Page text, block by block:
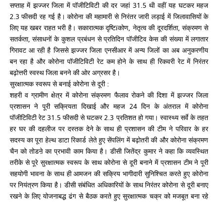
सप्ताह में झज्जर जिला में पॉजीटिविटी की दर जहां 31.5 थी वहीं यह घटकर महज
2.3 फीसदी रह गई है। कोरोना की महामारी से निरंतर जारी लड़ाई में जिलावासियों के
लिए यह खबर राहत भरी है। सकारात्मक दृष्टिïकोण, नेतृत्व की दूरदर्शिता, संक्रमण से
सतर्कता, संसाधनों के कुशल प्रबंधन से प्रतिदिन पॉजीटिव केस की संख्या में लगातार
गिरावट आ रही है जिससे झज्जर जिला एनसीआर में अन्य जिलों का अब अनुकरणीय
बन रहा है और कोरोना पॉजीटिविटी रेट कम होने के साथ ही रिकवरी रेट में निरंतर
बढ़ोत्तरी स्वस्थ जिला बनने की ओर अग्रसर है।
सुरक्षात्मक स्वरूप से बनाई कोरोना से दूरी :
शहरी व ग्रामीण क्षेत्र में कोरोना संक्रमण फैलाव रोकने की दिशा में झज्जर जिला
प्रशासन ने पूरी सक्रियता दिखाई और महज 24 दिन के अंतराल में कोरोना
पॉजीटिविटी रेट 31.5 फीसदी से घटकर 2.3 प्रतिशत हो गया। स्वास्थ्य सर्वे के तहत
हर घर की दहलीज पर दस्तक देने के साथ ही प्रशासन की टीम ने परिवार के हर
सदस्य का पूरा हेल्थ डाटा रिकार्ड लेते हुए सेंपलिंग में बढ़ोतरी की और कोरोना संक्रमण
चैन को तोडऩे का प्रभावी काम किया है। डीसी जितेंद्र कुमार ने कहा कि व्यवस्थित
तरीके से पूरे सुरक्षात्मक स्वरूप के साथ कोरोना से दूरी बनाने में प्रशासन टीम ने पूरी
सहयोगी भावना के साथ ही आमजन की सक्रिय भागीदारी सुनिश्चित करते हुए कोरोना
पर नियंत्रण किया है। डीसी संबंधित अधिकारियों के साथ निरंतर कोरोना से दूरी बनाए
रखने के लिए योजनाबद्ध ढंग से बैठक करते हुए सुरक्षात्मक चक्र को मजबूत बना रहे